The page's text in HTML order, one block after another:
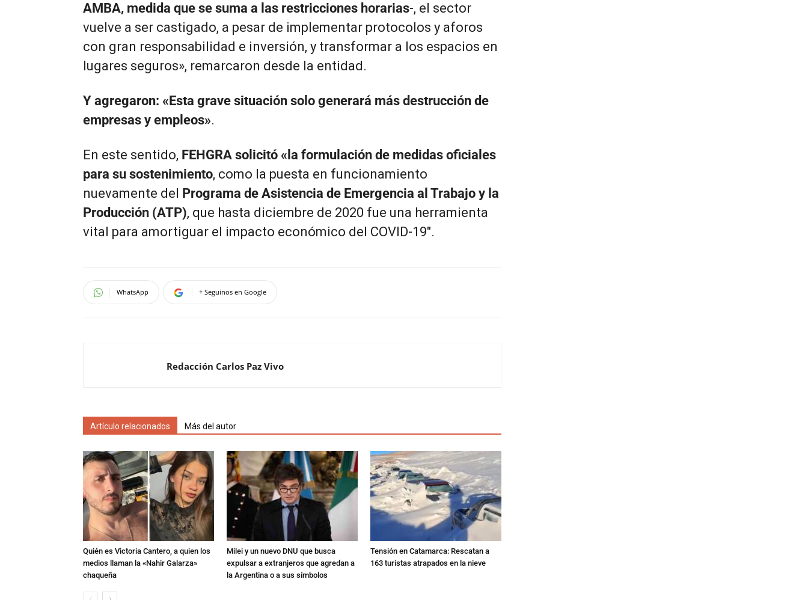
AMBA, medida que se suma a las restricciones horarias-, el sector
vuelve a ser castigado, a pesar de implementar protocolos y aforos
con gran responsabilidad e inversión, y transformar a los espacios en
lugares seguros», remarcaron desde la entidad.
Y agregaron: «Esta grave situación solo generará más destrucción de
empresas y empleos».
En este sentido, FEHGRA solicitó «la formulación de medidas oficiales
para su sostenimiento, como la puesta en funcionamiento
nuevamente del Programa de Asistencia de Emergencia al Trabajo y la
Producción (ATP), que hasta diciembre de 2020 fue una herramienta
vital para amortiguar el impacto económico del COVID-19″.
WhatsApp + Seguinos en Google
Redacción Carlos Paz Vivo
Artículo relacionados Más del autor
Quién es Victoria Cantero, a quien los
medios llaman la «Nahir Galarza»
chaqueña
Milei y un nuevo DNU que busca
expulsar a extranjeros que agredan a
la Argentina o a sus símbolos
Tensión en Catamarca: Rescatan a
163 turistas atrapados en la nieve